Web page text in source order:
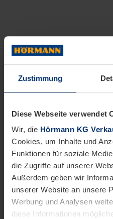
Zustimmung
Diese Webseite verwendet
Wir, die Hörmann KG
Cookies, um Inhalte und
Funktionen für soziale
die Zugriffe auf unserer
Außerdem geben wir
unserer Website an unsere
Werbung und Analysen
diese Informationen